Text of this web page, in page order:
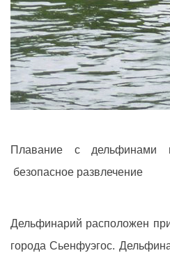
Плавание с дельфинами
безопасное развлечение
Дельфинарий расположен
города Сьенфуэгос.